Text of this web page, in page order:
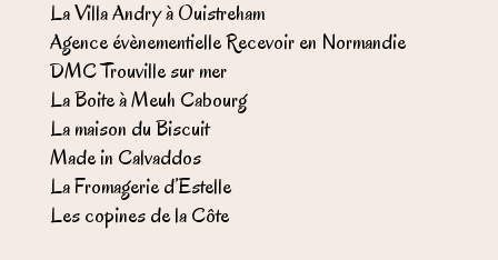
La Villa Andry à Ouistreham
Agence évènementielle Recevoir en Normandie
DMC Trouville sur mer
La Boite à Meuh Cabourg
La maison du Biscuit
Made in Calvaddos
La Fromagerie d’Estelle
Les copines de la Côte